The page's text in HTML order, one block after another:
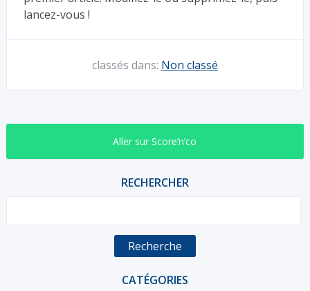
lancez-vous !
classés dans: Non classé
Aller sur Score’n’co
RECHERCHER
Recherche
CATÉGORIES